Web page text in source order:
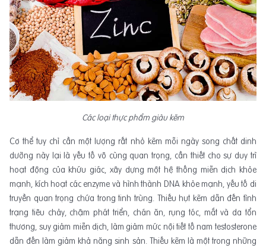
Các loại thực phẩm giàu kẽm
Cơ thể tuy chỉ cần một lượng rất nhỏ kẽm mỗi ngày song chất dinh
dưỡng này lại là yếu tố vô cùng quan trọng, cần thiết cho sự duy trì
hoạt động của khứu giác, xây dựng một hệ thống miễn dịch khỏe
mạnh, kích hoạt các enzyme và hình thành DNA khỏe mạnh, yếu tố di
truyền quan trọng chứa trong tinh trùng. Thiếu hụt kẽm dẫn đến tình
trạng tiêu chảy, chậm phát triển, chán ăn, rụng tóc, mắt và da tổn
thương, suy giảm miễn dịch, làm giảm mức nội tiết tố nam testosterone
dẫn đến làm giảm khả năng sinh sản. Thiếu kẽm là một trong những